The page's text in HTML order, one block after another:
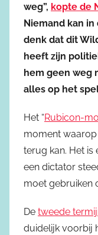
weg”, kopte de
Niemand kan
denk dat dit
heeft zijn
hem geen weg
alles op het
Het “Rubicon-
moment
terug kan. Het
een dictator
moet gebruiken
De tweede
duidelijk voorbij